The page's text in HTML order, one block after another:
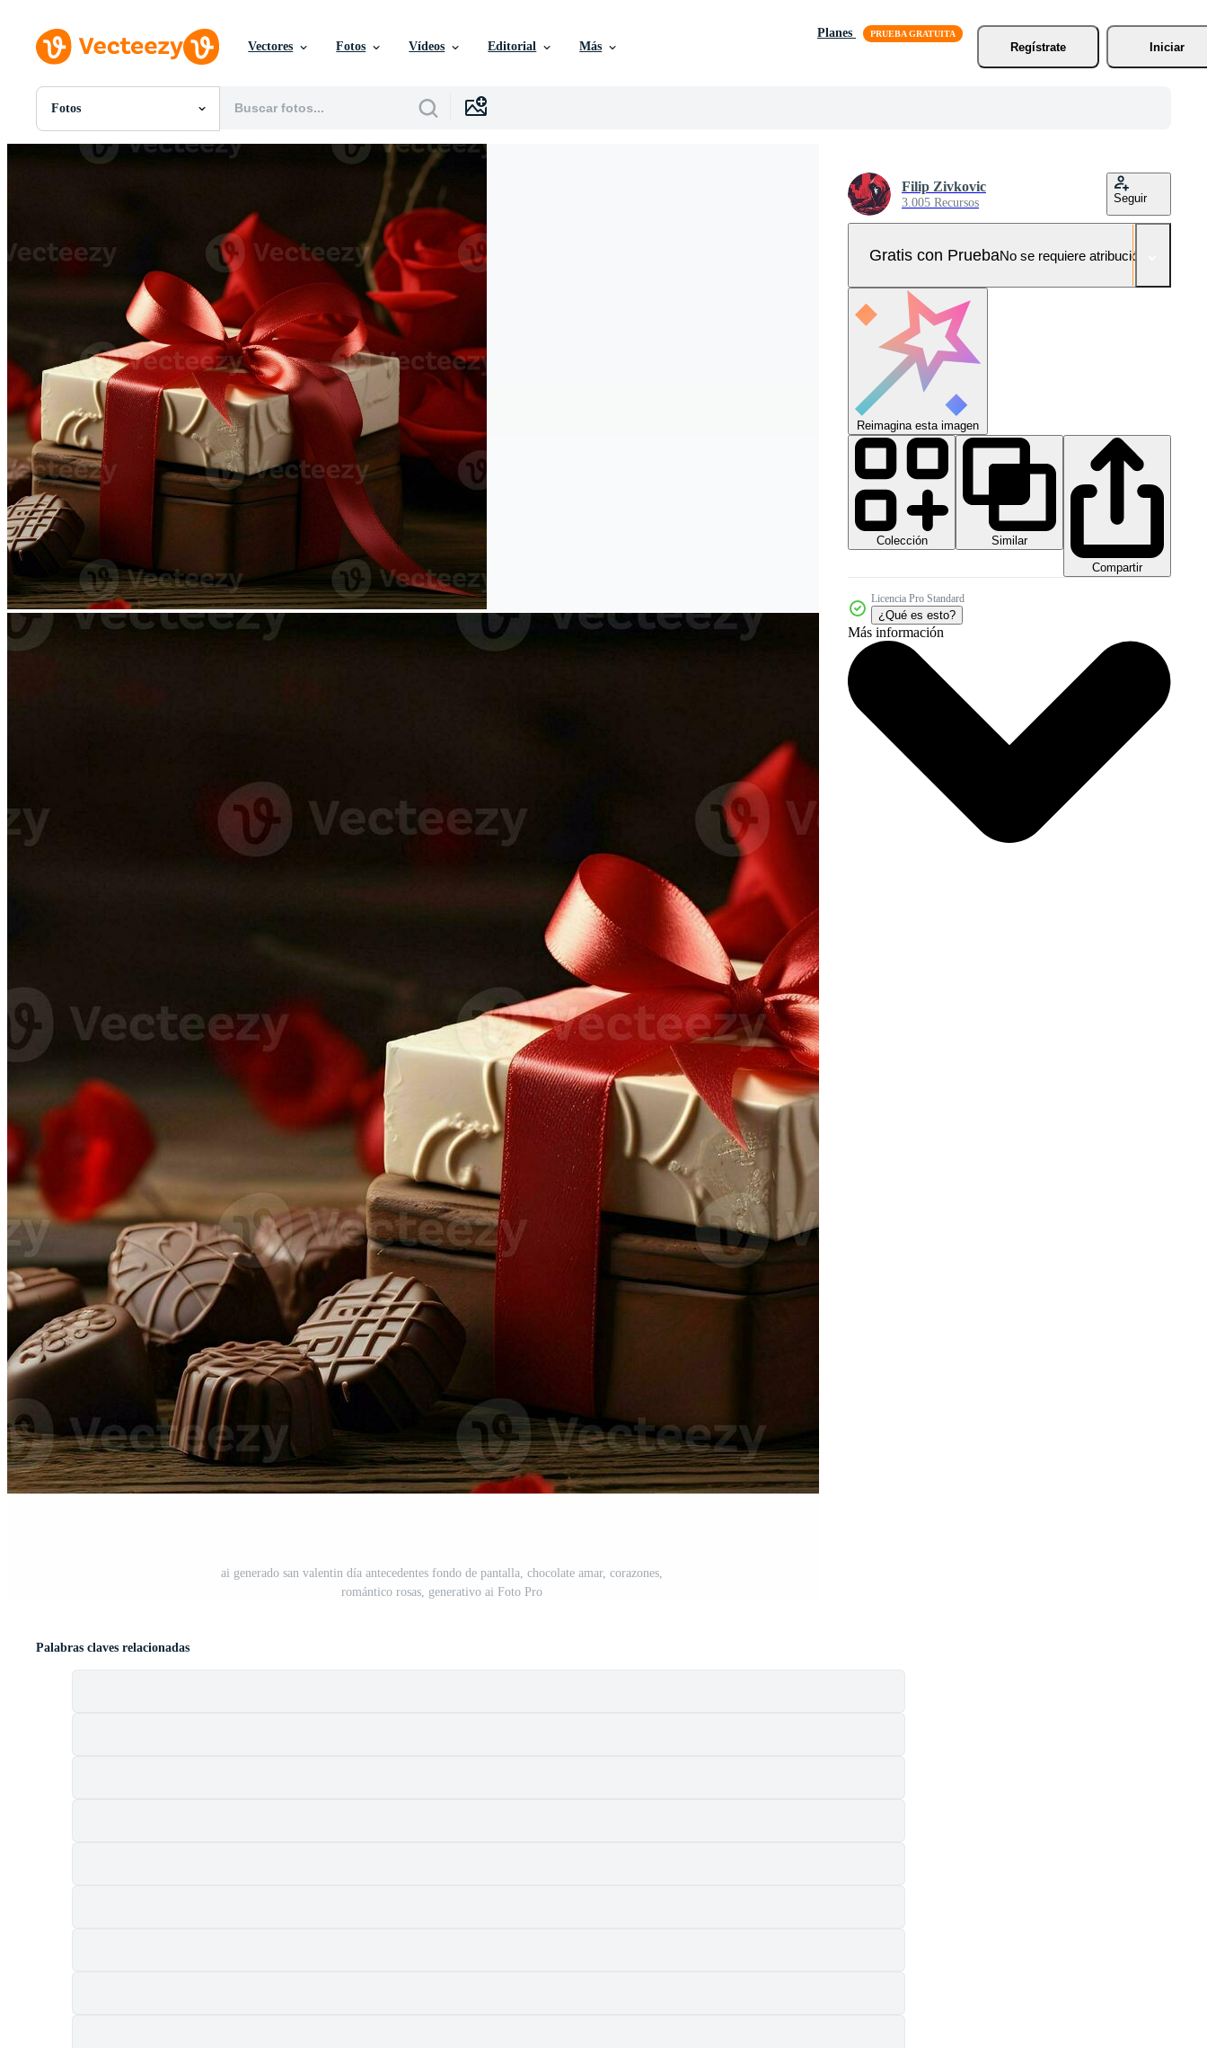
Vectores Fotos Vídeos Editorial Más
Planes
Regístrate
Iniciar
Fotos
Todas Imágenes
Fotos
Videos
Gráficos en Movimiento
Imágenes Editoriales
Eventos Editoriales
ai generado san valentin día antecedentes fondo de pantalla, chocolate amar, corazones,
romántico rosas, generativo ai Foto Pro
Filip Zivkovic
3.005 Recursos Seguir
Gratis con PruebaNo se requiere atribución!
Reimagina esta imagen
Colección
Similar
Compartir
Licencia Pro Standard
¿Qué es esto?
Más información
Palabras claves relacionadas